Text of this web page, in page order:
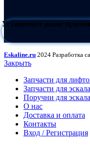
Установите наше
Eskaline.ru 2024 Разработка
Закрыть
Запчасти для
Запчасти для
Поручни для
О нас
Доставка и оплата
Контакты
Вход / Регистрация